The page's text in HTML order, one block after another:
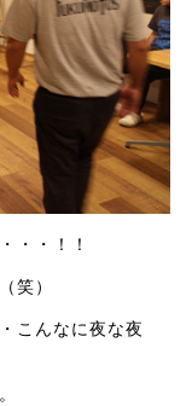
・・！！
笑）
こんなに夜な夜